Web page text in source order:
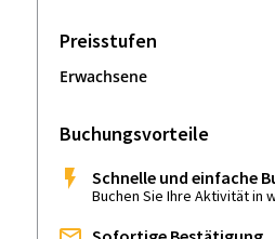
Preisstufen
Erwachsene
Buchungsvorteile
Schnelle und einfache
Buchen Sie Ihre Aktivität in